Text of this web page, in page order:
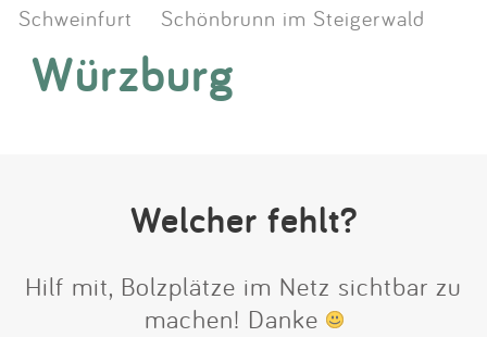
Schweinfurt
Schönbrunn im Steigerwald
Würzburg
Welcher fehlt?
Hilf mit, Bolzplätze im Netz sichtbar zu
machen! Danke